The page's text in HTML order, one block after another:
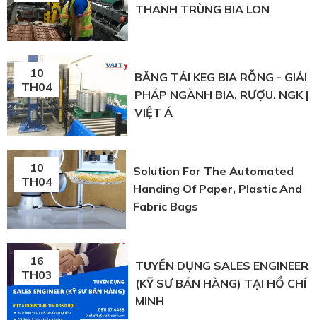
THANH TRÙNG BIA LON
10
TH04
BĂNG TẢI KEG BIA RỖNG - GIẢI
PHÁP NGÀNH BIA, RƯỢU, NGK |
VIỆT Á
10
TH04
Solution For The Automated
Handing Of Paper, Plastic And
Fabric Bags
16
TH03
TUYỂN DỤNG SALES ENGINEER
(KỸ SƯ BÁN HÀNG) TẠI HỒ CHÍ
MINH